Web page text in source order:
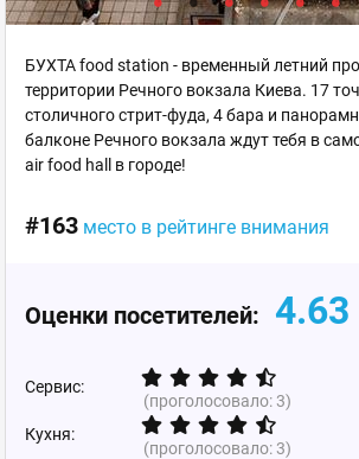
БУХТА food station - временный летний
территории Речного вокзала Киева. 17
столичного стрит-фуда, 4 бара и
балконе Речного вокзала ждут тебя в
air food hall в городе!
#163 место в рейтинге внимания
Оценки посетителей: 4.63
Сервис:
(проголосовало:3)
Кухня:
(проголосовало:3)